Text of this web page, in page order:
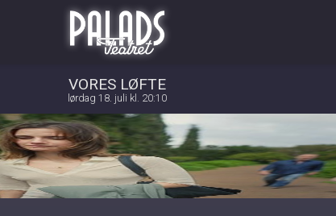
Palads Teatret
VORES LØFTE
lørdag 18. juli kl. 20:10
1step-front02 115341